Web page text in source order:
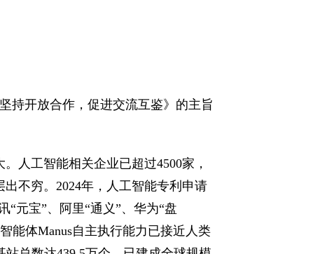
持开放合作，促进交流互鉴》的主旨
人工智能相关企业已超过4500家，
不穷。2024年，人工智能专利申请
“元宝”、阿里“通义”、华为“盘
能体Manus自主执行能力已接近人类